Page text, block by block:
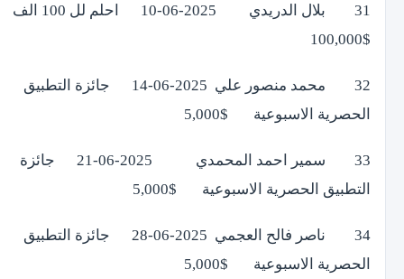
31 بلال الدريدي 2025-06-10 احلم لل 100 الف
$100,000
32 محمد منصور علي 2025-06-14 جائزة التطبيق
الحصرية الاسبوعية $5,000
33 سمير احمد المحمدي 2025-06-21 جائزة
التطبيق الحصرية الاسبوعية $5,000
34 ناصر فالح العجمي 2025-06-28 جائزة التطبيق
الحصرية الاسبوعية $5,000